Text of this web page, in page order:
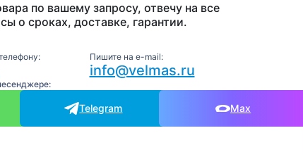
по вашему запросу, отвечу на все
о сроках, доставке, гарантии.
Пишите на e-mail:
info@velmas.ru
Telegram Max